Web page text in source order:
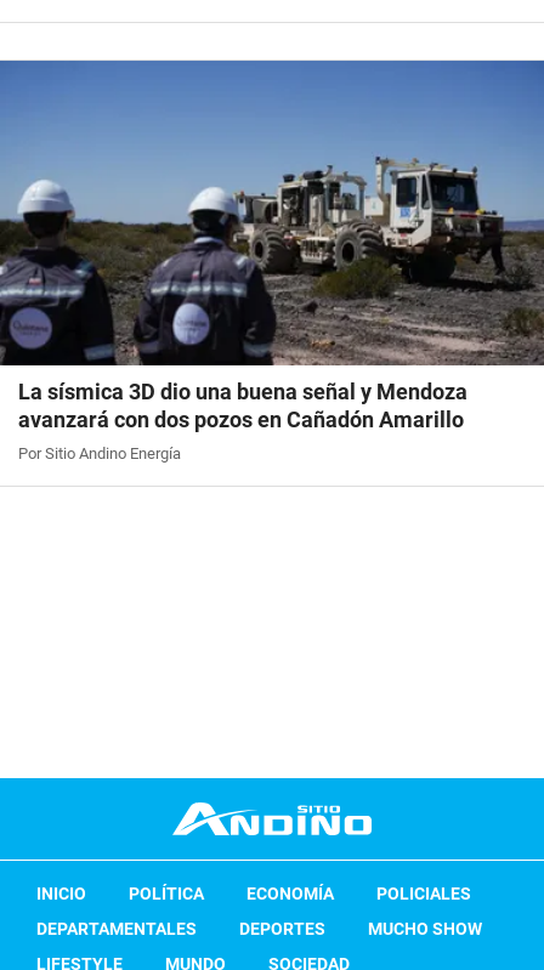
La sísmica 3D dio una buena señal y Mendoza
avanzará con dos pozos en Cañadón Amarillo
Por Sitio Andino Energía
INICIO POLÍTICA ECONOMÍA
POLICIALES
DEPARTAMENTALES
DEPORTES
MUCHO SHOW
LIFESTYLE
MUNDO SOCIEDAD